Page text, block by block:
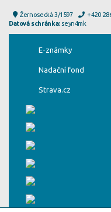
Žernosecká 3/1597 +420
Datová schránka:seyn4mk
E-známky
Nadační fond
Strava.cz